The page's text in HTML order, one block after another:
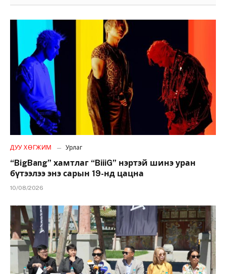
ДУУ ХӨГЖИМ Урлаг
“BigBang” хамтлаг “BiiiG” нэртэй шинэ уран
бүтээлээ энэ сарын 19-нд цацна
10/08/2026